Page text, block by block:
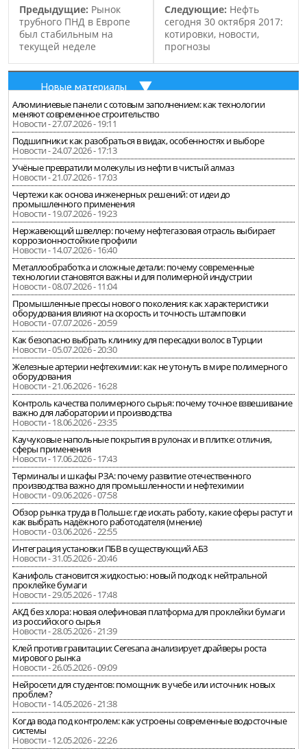
Предыдущие: Рынок
трубного ПНД в Европе
был стабильным на
текущей неделе
Следующие: Нефть
сегодня 30 октября 2017:
котировки, новости,
прогнозы
Новые материалы
Алюминиевые панели с сотовым заполнением: как технологии
меняют современное строительство
Новости - 27.07.2026 - 19:11
Подшипники: как разобраться в видах, особенностях и выборе
Новости - 24.07.2026 - 17:13
Учёные превратили молекулы из нефти в чистый алмаз
Новости - 21.07.2026 - 17:03
Чертежи как основа инженерных решений: от идеи до
промышленного применения
Новости - 19.07.2026 - 19:23
Нержавеющий швеллер: почему нефтегазовая отрасль выбирает
коррозионностойкие профили
Новости - 14.07.2026 - 16:40
Металлообработка и сложные детали: почему современные
технологии становятся важны и для полимерной индустрии
Новости - 08.07.2026 - 11:04
Промышленные прессы нового поколения: как характеристики
оборудования влияют на скорость и точность штамповки
Новости - 07.07.2026 - 20:59
Как безопасно выбрать клинику для пересадки волос в Турции
Новости - 05.07.2026 - 20:30
Железные артерии нефтехимии: как не утонуть в мире полимерного
оборудования
Новости - 21.06.2026 - 16:28
Контроль качества полимерного сырья: почему точное взвешивание
важно для лаборатории и производства
Новости - 18.06.2026 - 23:35
Каучуковые напольные покрытия в рулонах и в плитке: отличия,
сферы применения
Новости - 17.06.2026 - 17:43
Терминалы и шкафы РЗА: почему развитие отечественного
производства важно для промышленности и нефтехимии
Новости - 09.06.2026 - 07:58
Обзор рынка труда в Польше: где искать работу, какие сферы растут и
как выбрать надёжного работодателя (мнение)
Новости - 03.06.2026 - 22:55
Интеграция установки ПБВ в существующий АБЗ
Новости - 31.05.2026 - 20:46
Канифоль становится жидкостью: новый подход к нейтральной
проклейке бумаги
Новости - 29.05.2026 - 17:48
АКД без хлора: новая олефиновая платформа для проклейки бумаги
из российского сырья
Новости - 28.05.2026 - 21:39
Клей против гравитации: Ceresana анализирует драйверы роста
мирового рынка
Новости - 26.05.2026 - 09:09
Нейросети для студентов: помощник в учебе или источник новых
проблем?
Новости - 14.05.2026 - 21:38
Когда вода под контролем: как устроены современные водосточные
системы
Новости - 12.05.2026 - 22:26